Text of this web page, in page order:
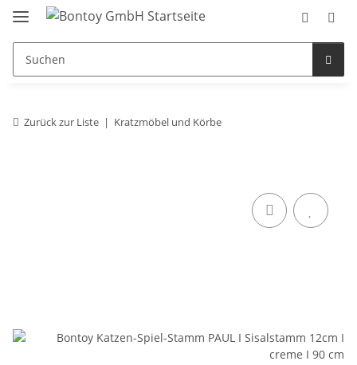
Zurück zur Liste Kratzmöbel und Körbe